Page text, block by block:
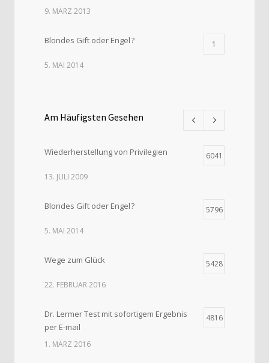
9. MÄRZ 2013
Blondes Gift oder Engel ? 1
5. MAI 2014
Am Häufigsten Gesehen
Wiederherstellung von Privilegien 6041
13. JULI 2009
Blondes Gift oder Engel ? 5796
5. MAI 2014
Wege zum Glück 5428
22. FEBRUAR 2016
Dr. Lermer Test mit sofortigem Ergebnis
per E-mail
4816
1. MÄRZ 2016